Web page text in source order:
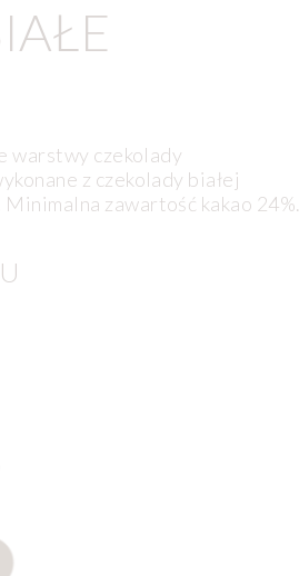
warstwy czekolady
z czekolady białej
zawartość kakao 24%.